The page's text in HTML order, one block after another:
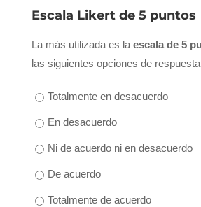
Escala Likert de 5 puntos
La más utilizada es la escala de 5
las siguientes opciones de
Totalmente en desacuerdo
En desacuerdo
Ni de acuerdo ni en desacuerdo
De acuerdo
Totalmente de acuerdo